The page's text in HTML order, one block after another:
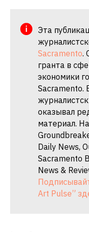
Эта
Sacramento.
гранта в
экономики
Sacramento.
оказывал
материал.
Daily News,
Sacramento
News &
Art Pulse”